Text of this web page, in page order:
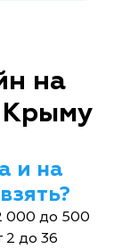
на
Крыму
и на
000 до 500
2 до 36